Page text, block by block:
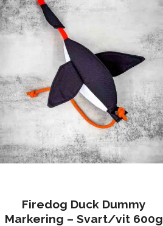
Firedog Duck Dummy
Markering – Svart/vit 600g